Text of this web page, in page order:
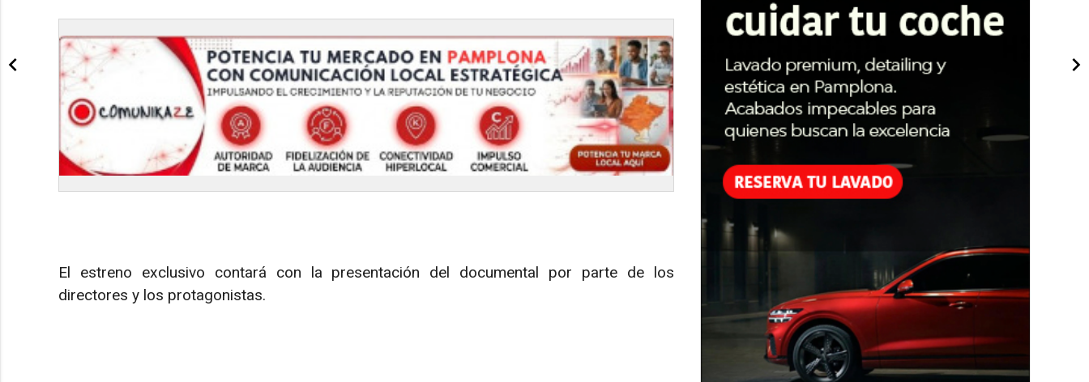
El estreno exclusivo contará con la presentación del documental por parte de los
directores y los protagonistas.